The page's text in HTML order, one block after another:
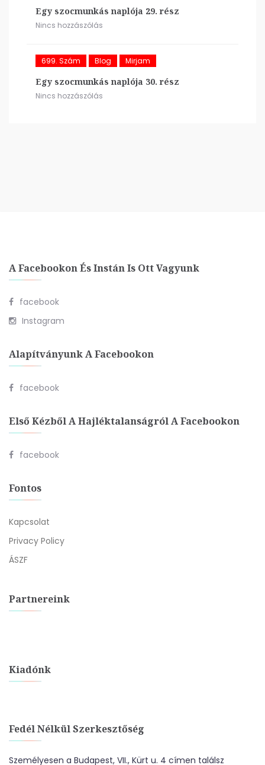
Egy szocmunkás naplója 29. rész
Nincs hozzászólás
699. Szám Blog Mirjam
Egy szocmunkás naplója 30. rész
Nincs hozzászólás
A Facebookon És Instán Is Ott Vagyunk
facebook
Instagram
Alapítványunk A Facebookon
facebook
Első Kézből A Hajléktalanságról A Facebookon
facebook
Fontos
Kapcsolat
Privacy Policy
ÁSZF
Partnereink
Kiadónk
Fedél Nélkül Szerkesztőség
Személyesen a Budapest, VII., Kürt u. 4 címen találsz